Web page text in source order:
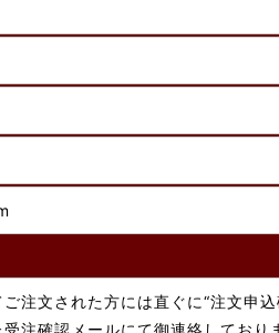
注文された方には直ぐに“注文申込
注確認メールにて御連絡してお